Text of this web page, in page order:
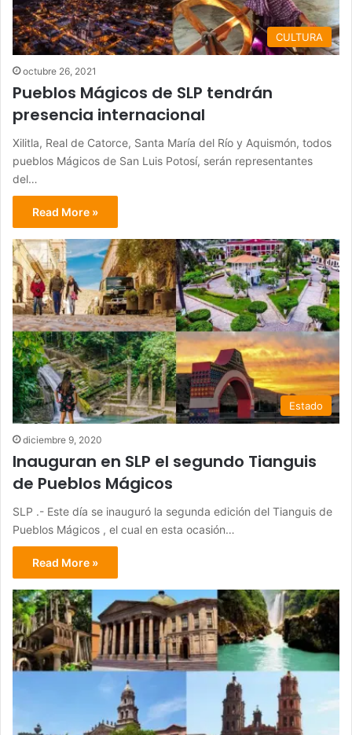
CULTURA
octubre 26, 2021
Pueblos Mágicos de SLP tendrán
presencia internacional
Xilitla, Real de Catorce, Santa María del Río y Aquismón, todos
pueblos Mágicos de San Luis Potosí, serán representantes
del…
Read More »
Estado
diciembre 9, 2020
Inauguran en SLP el segundo Tianguis
de Pueblos Mágicos
SLP .- Este día se inauguró la segunda edición del Tianguis de
Pueblos Mágicos , el cual en esta ocasión…
Read More »